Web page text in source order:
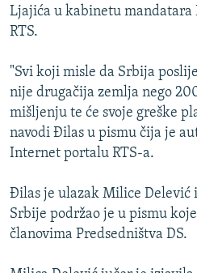
RSE PRIČE IZ SVIJETA
ISPRIČAJ MI
DNEVNO@RSE
SPECIJALI RSE
VIŠE OD NASLOVA
GENOCID U SREBRENICI
POPLAVE I KLIZIŠTA U BIH 2024.
TV LIBERTY
Sve RFE/RL stranice
Ljajića u kabinetu mandatara
RTS.
"Svi koji misle da Srbija
nije drugačija zemlja nego
mišljenju te će svoje greške
navodi Đilas u pismu čija je
Internet portalu RTS-a.
Đilas je ulazak Milice Delević
Srbije podržao je u pismu
članovima Predsedništva DS.